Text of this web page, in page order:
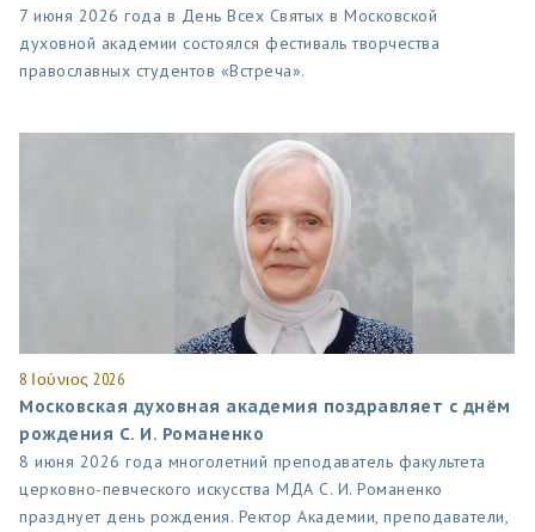
7 июня 2026 года в День Всех Святых в Московской
духовной академии состоялся фестиваль творчества
православных студентов «Встреча».
8 Ιούνιος 2026
Московская духовная академия поздравляет с днём
рождения С. И. Романенко
8 июня 2026 года многолетний преподаватель факультета
церковно-певческого искусства МДА С. И. Романенко
празднует день рождения. Ректор Академии, преподаватели,